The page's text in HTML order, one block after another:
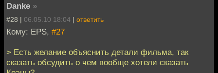
Danke »
#28 | 06.05.10 18:04 | ответить
Кому: EPS, #27
> Есть желание объяснить детали фильма, так
сказать обсудить о чем вообще хотели сказать